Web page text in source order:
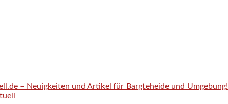
– Neuigkeiten und Artikel für Bargteheide und Umgebung!